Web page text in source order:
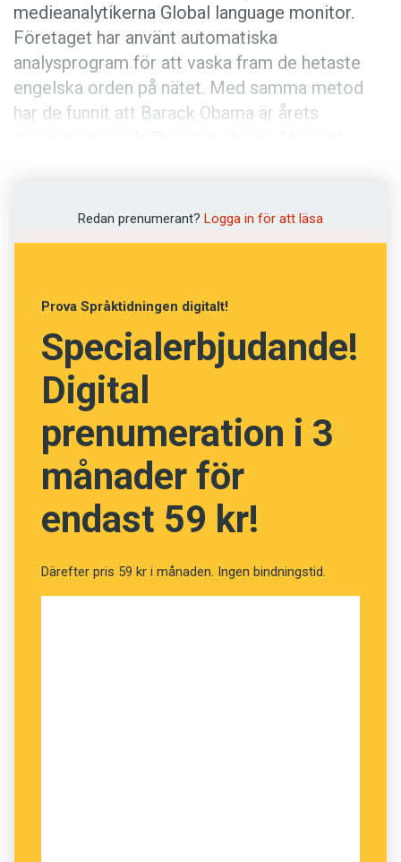
Press
medieanalytikerna Global language monitor.
Företaget har använt automatiska
analysprogram för att vaska fram de hetaste
engelska orden på nätet. Med samma metod
har de funnit att Barack Obama är årets
En annan metod för att finna "årets ord" är att
fjärdeplats globalt sett, efter Michael Jackson,
Facebook och den spanskspråkiga
nätverkssajten Tuenti. I Sverige är Facebook
det vanligaste sökordet. Spotify ökar mest.
Redan prenumerant? Logga in för att läsa
Prova Språktidningen digitalt!
Specialerbjudande!
Digital
prenumeration i 3
månader för
endast 59 kr!
Därefter pris 59 kr i månaden. Ingen bindningstid.